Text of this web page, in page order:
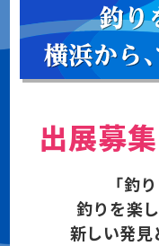
出展募
「釣
釣りを楽
新しい発見